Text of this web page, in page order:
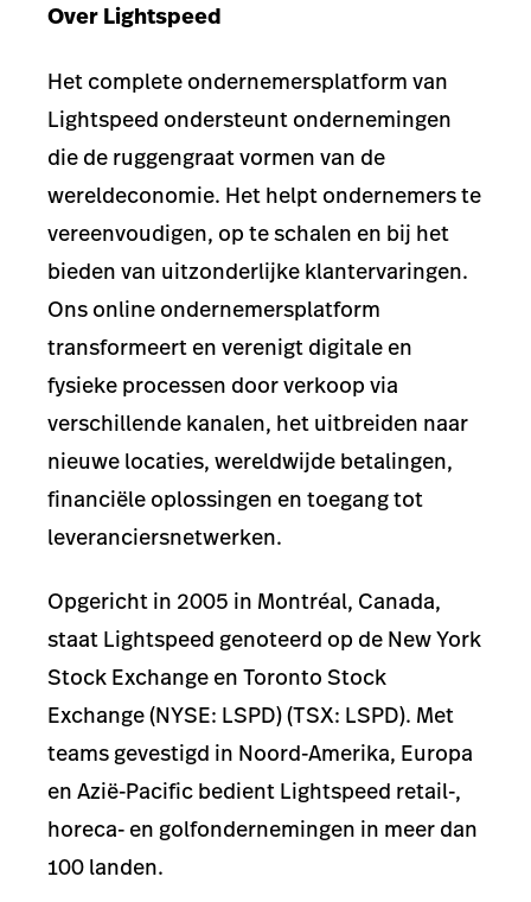
Over Lightspeed
Het complete ondernemersplatform van
Lightspeed ondersteunt ondernemingen
die de ruggengraat vormen van de
wereldeconomie. Het helpt ondernemers te
vereenvoudigen, op te schalen en bij het
bieden van uitzonderlijke klantervaringen.
Ons online ondernemersplatform
transformeert en verenigt digitale en
fysieke processen door verkoop via
verschillende kanalen, het uitbreiden naar
nieuwe locaties, wereldwijde betalingen,
financiële oplossingen en toegang tot
leveranciersnetwerken.
Opgericht in 2005 in Montréal, Canada,
staat Lightspeed genoteerd op de New York
Stock Exchange en Toronto Stock
Exchange (NYSE: LSPD) (TSX: LSPD). Met
teams gevestigd in Noord-Amerika, Europa
en Azië-Pacific bedient Lightspeed retail-,
horeca- en golfondernemingen in meer dan
100 landen.